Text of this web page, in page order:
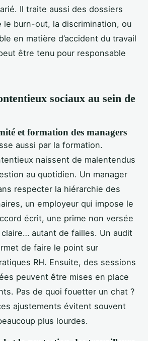
Il traite aussi des dossiers
le burn-out, la discrimination, ou
en matière d’accident du travail
être tenu pour responsable
sociaux au sein de
et formation des managers
aussi par la formation.
naissent de malentendus
au quotidien. Un manager
respecter la hiérarchie des
un employeur qui impose le
écrit, une prime non versée
autant de failles. Un audit
de faire le point sur
RH. Ensuite, des sessions
peuvent être mises en place
Pas de quoi fouetter un chat ?
ajustements évitent souvent
plus lourdes.